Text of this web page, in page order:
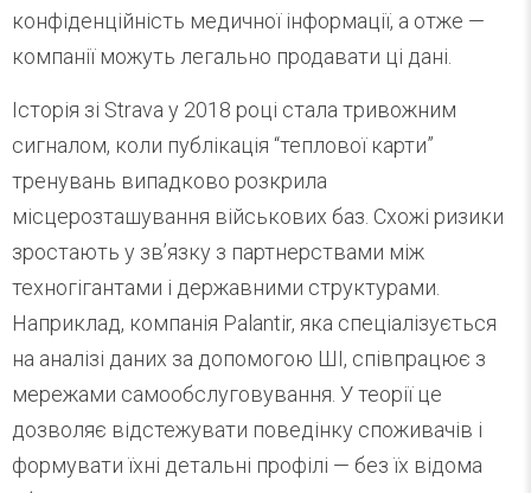
конфіденційність медичної інформації, а отже —
компанії можуть легально продавати ці дані.
Історія зі Strava у 2018 році стала тривожним
сигналом, коли публікація “теплової карти”
тренувань випадково розкрила
місцерозташування військових баз. Схожі ризики
зростають у зв’язку з партнерствами між
техногігантами і державними структурами.
Наприклад, компанія Palantir, яка спеціалізується
на аналізі даних за допомогою ШІ, співпрацює з
мережами самообслуговування. У теорії це
дозволяє відстежувати поведінку споживачів і
формувати їхні детальні профілі — без їх відома